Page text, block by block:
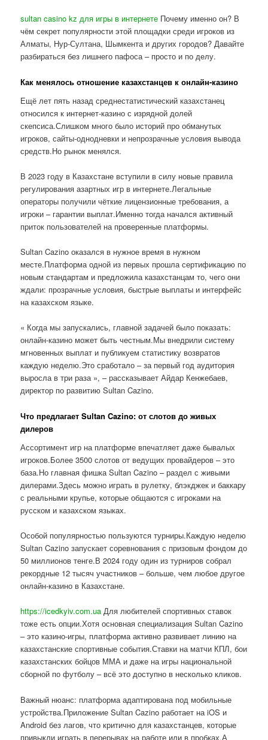
sultan casino kz для игры в интернете Почему именно он? В
чём секрет популярности этой площадки среди игроков из
Алматы, Нур-Султана, Шымкента и других городов? Давайте
разбираться без лишнего пафоса – просто и по делу.
Как менялось отношение казахстанцев к онлайн-казино
Ещё лет пять назад среднестатистический казахстанец
относился к интернет-казино с изрядной долей
скепсиса.Слишком много было историй про обманутых
игроков, сайты-однодневки и непрозрачные условия вывода
средств.Но рынок менялся.
В 2023 году в Казахстане вступили в силу новые правила
регулирования азартных игр в интернете.Легальные
операторы получили чёткие лицензионные требования, а
игроки – гарантии выплат.Именно тогда начался активный
приток пользователей на проверенные платформы.
Sultan Cazino оказался в нужное время в нужном
месте.Платформа одной из первых прошла сертификацию по
новым стандартам и предложила казахстанцам то, чего они
ждали: прозрачные условия, быстрые выплаты и интерфейс
на казахском языке.
« Когда мы запускались, главной задачей было показать:
онлайн-казино может быть честным.Мы внедрили систему
мгновенных выплат и публикуем статистику возвратов
каждую неделю.Это сработало – за первый год аудитория
выросла в три раза », – рассказывает Айдар Кенжебаев,
директор по развитию Sultan Cazino.
Что предлагает Sultan Cazino: от слотов до живых
дилеров
Ассортимент игр на платформе впечатляет даже бывалых
игроков.Более 3500 слотов от ведущих провайдеров – это
база.Но главная фишка Sultan Cazino – раздел с живыми
дилерами.Здесь можно играть в рулетку, блэкджек и баккару
с реальными крупье, которые общаются с игроками на
русском и казахском языках.
Особой популярностью пользуются турниры.Каждую неделю
Sultan Cazino запускает соревнования с призовым фондом до
50 миллионов тенге.В 2024 году один из турниров собрал
рекордные 12 тысяч участников – больше, чем любое другое
онлайн-казино в Казахстане.
https://icedkyiv.com.ua Для любителей спортивных ставок
тоже есть опции.Хотя основная специализация Sultan Cazino
– это казино-игры, платформа активно развивает линию на
казахстанские спортивные события.Ставки на матчи КПЛ, бои
казахстанских бойцов ММА и даже на игры национальной
сборной по футболу – всё это доступно в несколько кликов.
Важный нюанс: платформа адаптирована под мобильные
устройства.Приложение Sultan Cazino работает на iOS и
Android без лагов, что критично для казахстанцев, которые
привыкли играть в перерывах на работе или в пробках.А